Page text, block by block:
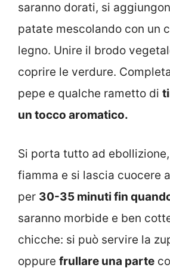
saranno dorati, si
patate mescolando con un
legno. Unire il brodo
coprire le verdure.
pepe e qualche rametto di
un tocco aromatico.
Si porta tutto ad
fiamma e si lascia cuocere
per 30-35 minuti fin
saranno morbide e ben
chicche: si può servire la
oppure frullare una parte